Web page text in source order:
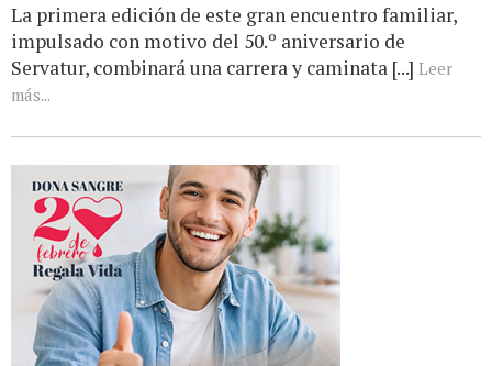
La primera edición de este gran encuentro familiar,
impulsado con motivo del 50.º aniversario de
Servatur, combinará una carrera y caminata [...] Leer
más...